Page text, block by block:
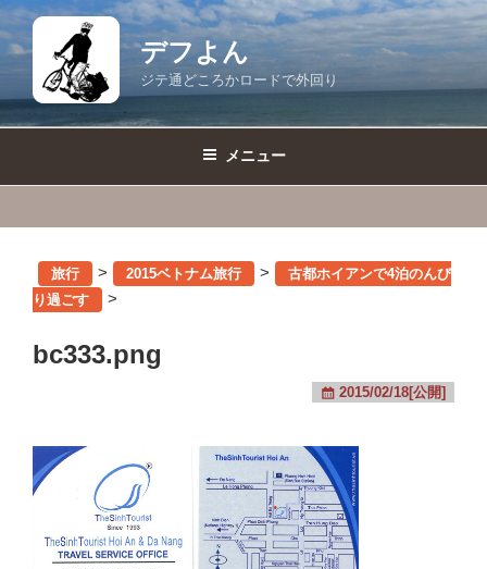
コ
ン
デフよん
ジテ通どころかロードで外回り
メニュー
旅行 > 2015ベトナム旅行 >
古都ホイアンで4泊のんび
り過ごす
>
bc333.png
2015/02/18[公開]